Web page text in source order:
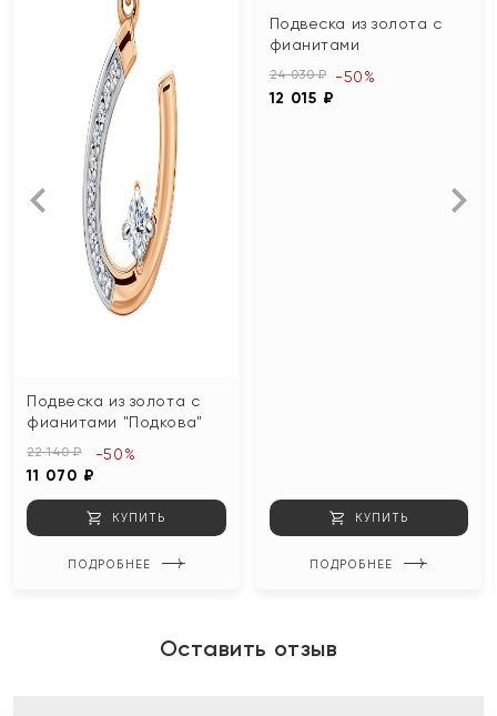
Подвеска из золота с
фианитами "Подкова"
22 140 ₽
11 070 ₽
-50%
КУПИТЬ
ПОДРОБНЕЕ
Подвеска из золота с
фианитами
24 030 ₽
12 015 ₽
-50%
КУПИТЬ
ПОДРОБНЕЕ
Оставить отзыв